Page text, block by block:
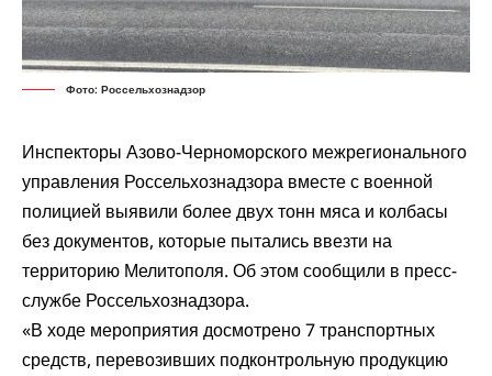
Фото: Россельхознадзор
Инспекторы Азово-Черноморского межрегионального
управления Россельхознадзора вместе с военной
полицией выявили более двух тонн мяса и колбасы
без документов, которые пытались ввезти на
территорию Мелитополя. Об этом сообщили в пресс-
службе Россельхознадзора.
«В ходе мероприятия досмотрено 7 транспортных
средств, перевозивших подконтрольную продукцию